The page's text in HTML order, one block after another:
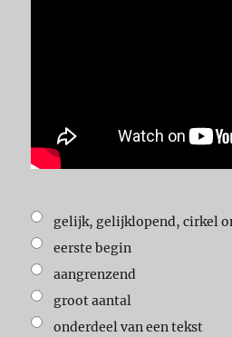
gelijk, gelijklopend, cirkel
eerste begin
aangrenzend
groot aantal
onderdeel van een tekst